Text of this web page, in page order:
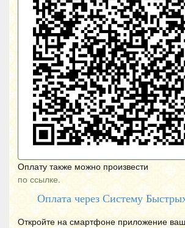
Оплату также можно произвести
по ссылке.
Оплата через Систему
Откройте на смартфоне приложение